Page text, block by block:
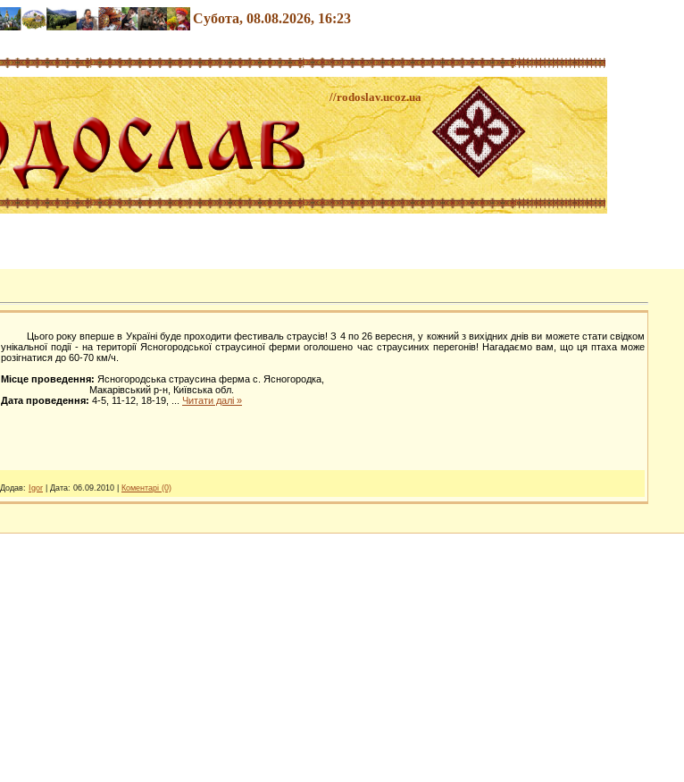
Субота, 08.08.2026, 16:23
//rodoslav.ucoz.ua
Цього року вперше в Україні буде проходити фестиваль страусів! З 4 по 26 вересня, у кожний з вихідних днів ви можете стати свідком
унікальної події - на території Ясногородської страусиної ферми оголошено час страусиних перегонів! Нагадаємо вам, що ця птаха може
розігнатися до 60-70 км/ч.
Місце проведення: Ясногородська страусина ферма с. Ясногородка,
Макарівський р-н, Київська обл.
Дата проведення: 4-5, 11-12, 18-19, Читати далі »
Додав: Igor Дата: 06.09.2010 Коментарі (0)